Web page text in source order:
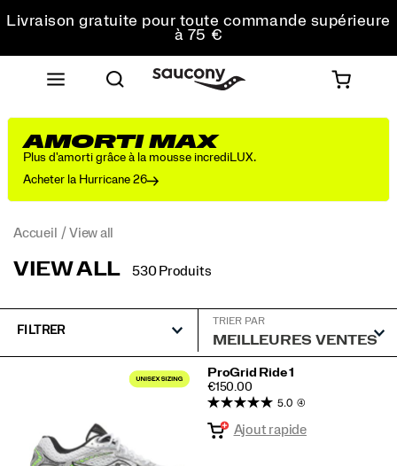
Livraison gratuite pour toute commande supérieure
à 75 €
Retours gratuits sur toutes les commandes
Obtenez 10 % de réduction sur votre première
AMORTI MAX
Plus d'amorti grâce à la mousse incrediLUX.
Acheter la Hurricane 26
Accueil View all
VIEW ALL 530 Produits
FILTRER
TRIER PAR
ProGrid Ride 1
PRICE
€150.00
5.0 (4)
Ajout rapide